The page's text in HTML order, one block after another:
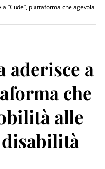
“Cude”, piattaforma che agevola
aderisce a
che
alle